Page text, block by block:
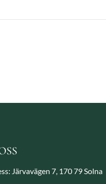
Järvavägen 7, 170 79 Solna